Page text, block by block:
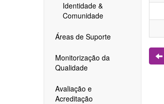
Identidade &
Comunidade
Áreas de Suporte
Monitorização da
Qualidade
Avaliação e
Acreditação